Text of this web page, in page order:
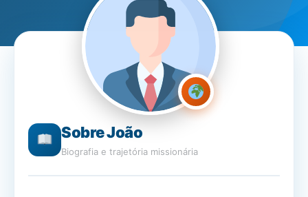
Sobre João
Biografia e trajetória missionária